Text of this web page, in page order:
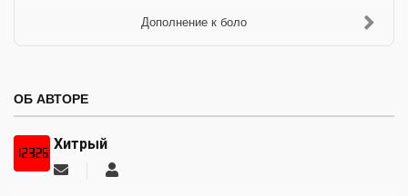
Дополнение к боло
ОБ АВТОРЕ
Хитрый
Подписаться